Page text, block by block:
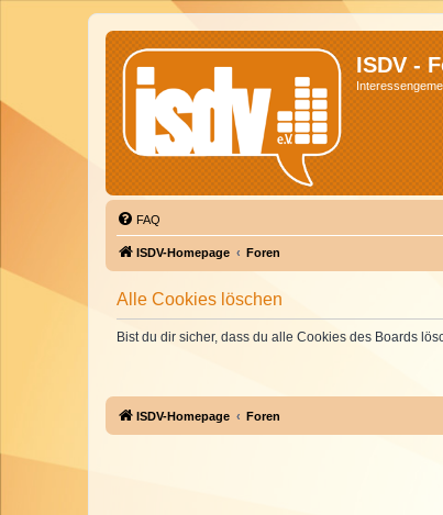
ISDV -
FAQ
ISDV-Homepage Foren
Alle Cookies löschen
Bist du dir sicher, dass du alle Cookies des Boards
ISDV-Homepage Foren